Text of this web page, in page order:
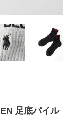
足底パイル